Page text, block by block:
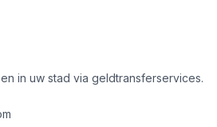
in uw stad via geldtransferservices.